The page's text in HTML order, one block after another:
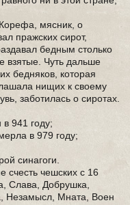
мясник, о
пражских сирот,
бедным столько
взятые. Чуть дальше
бедняков, которая
нищих к своему
заботилась о сиротах.
941 году;
в 979 году;
синагоги.
счесть чешских с 16
Слава, Добрушка,
Незамысл, Мната, Воен